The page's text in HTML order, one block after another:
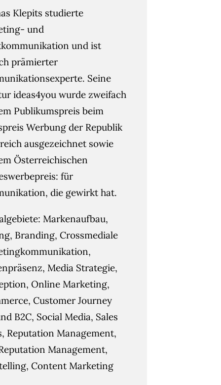
Klepits studierte
und
und ist
prämierter
Seine
ideas4you wurde zweifach
Publikumspreis beim
Werbung der Republik
ausgezeichnet sowie
Österreichischen
für
die gewirkt hat.
Markenaufbau,
Branding, Crossmediale
Media Strategie,
Online Marketing,
Customer Journey
B2C, Social Media, Sales
Reputation Management,
Management,
Content Marketing